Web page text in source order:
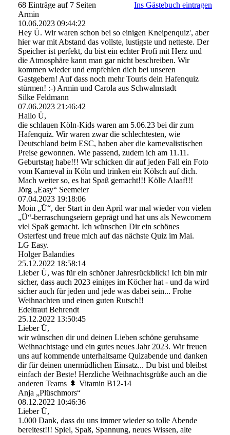
68 Einträge auf 7 Seiten
Ins Gästebuch eintragen
Armin
10.06.2023 09:44:22
Hey Ü. Wir waren schon bei so einigen Kneipenquiz', aber
hier war mit Abstand das vollste, lustigste und netteste. Der
Speicher ist perfekt, du bist ein echter Profi mit Herz und
die Atmosphäre kann man gar nicht beschreiben. Wir
kommen wieder und empfehlen dich bei unseren
Gastgebern! Auf dass noch mehr Touris dein Hafenquiz
stürmen! :-) Armin und Carola aus Schwalmstadt
Silke Feldmann
07.06.2023 21:46:42
Hallo Ü,
die schlauen Köln-Kids waren am 5.06.23 bei dir zum
Hafenquiz. Wir waren zwar die schlechtesten, wie
Deutschland beim ESC, haben aber die karnevalistischen
Preise gewonnen. Wie passend, zudem ich am 11.11.
Geburtstag habe!!! Wir schicken dir auf jeden Fall ein Foto
vom Karneval in Köln und trinken ein Kölsch auf dich.
Mach weiter so, es hat Spaß gemacht!!! Kölle Alaaf!!!
Jörg „Easy“ Seemeier
07.04.2023 19:18:06
Moin „Ü“, der Start in den April war mal wieder von vielen
„Ü“-berraschungseiern geprägt und hat uns als Newcomern
viel Spaß gemacht. Ich wünschen Dir ein schönes
Osterfest und freue mich auf das nächste Quiz im Mai.
LG Easy.
Holger Balandies
25.12.2022 18:58:14
Lieber Ü, was für ein schöner Jahresrückblick! Ich bin mir
sicher, dass auch 2023 einiges im Köcher hat - und da wird
sicher auch für jeden und jede was dabei sein... Frohe
Weihnachten und einen guten Rutsch!!
Edeltraut Behrendt
25.12.2022 13:50:45
Lieber Ü,
wir wünschen dir und deinen Lieben schöne geruhsame
Weihnachtstage und ein gutes neues Jahr 2023. Wir freuen
uns auf kommende unterhaltsame Quizabende und danken
dir für deinen unermüdlichen Einsatz... Du bist und bleibst
einfach der Beste! Herzliche Weihnachtsgrüße auch an die
anderen Teams 🌲 Vitamin B12-14
Anja „Plüschmors“
08.12.2022 10:46:36
Lieber Ü,
1.000 Dank, dass du uns immer wieder so tolle Abende
bereitest!!! Spiel, Spaß, Spannung, neues Wissen, alte